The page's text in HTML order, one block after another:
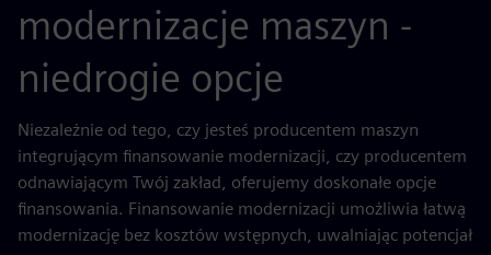
modernizacje maszyn -
niedrogie opcje
Niezależnie od tego, czy jesteś producentem maszyn
integrującym finansowanie modernizacji, czy producentem
odnawiającym Twój zakład, oferujemy doskonałe opcje
finansowania. Finansowanie modernizacji umożliwia łatwą
modernizację bez kosztów wstępnych, uwalniając potencjał